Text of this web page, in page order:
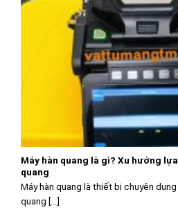
Máy hàn quang là gì? Xu hướng
quang
Máy hàn quang là thiết bị chuyên
quang [...]